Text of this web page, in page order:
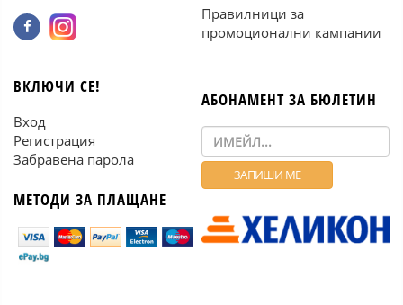
Правилници за
промоционални кампании
ВКЛЮЧИ СЕ!
Вход
Регистрация
Забравена парола
МЕТОДИ ЗА ПЛАЩАНЕ
АБОНАМЕНТ ЗА БЮЛЕТИН